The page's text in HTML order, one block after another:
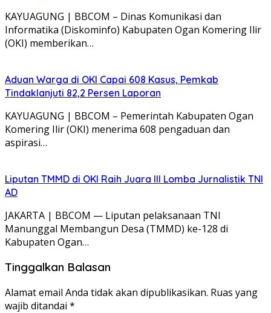
KAYUAGUNG | BBCOM – Dinas Komunikasi dan
Informatika (Diskominfo) Kabupaten Ogan Komering Ilir
(OKI) memberikan…
Aduan Warga di OKI Capai 608 Kasus, Pemkab
Tindaklanjuti 82,2 Persen Laporan
KAYUAGUNG | BBCOM – Pemerintah Kabupaten Ogan
Komering Ilir (OKI) menerima 608 pengaduan dan
aspirasi…
Liputan TMMD di OKI Raih Juara III Lomba Jurnalistik TNI
AD
JAKARTA | BBCOM — Liputan pelaksanaan TNI
Manunggal Membangun Desa (TMMD) ke-128 di
Kabupaten Ogan…
Tinggalkan Balasan
Alamat email Anda tidak akan dipublikasikan. Ruas yang
wajib ditandai *